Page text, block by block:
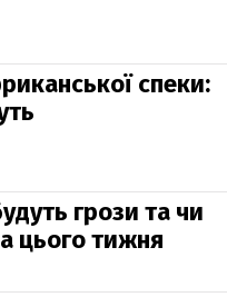
спеки:
грози та чи
цього тижня